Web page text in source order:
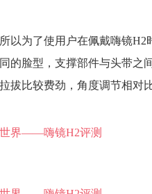
以为了使用户在佩戴嗨镜
的脸型，支撑部件与头带
拔比较费劲，角度调节相对